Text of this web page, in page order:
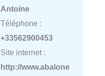
Antoine
Téléphone :
+33562900453
Site internet :
http://www.abalone